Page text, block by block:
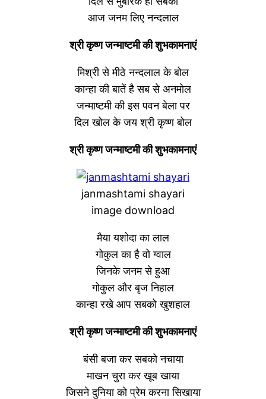
आज जनम लिए नन्दलाल
श्री कृष्ण जन्माष्टमी की शुभकामनाएं
मिश्री से मीठे नन्दलाल के बोल
कान्हा की बातें है सब से अनमोल
जन्माष्टमी की इस पवन बेला पर
दिल खोल के जय श्री कृष्ण बोल
श्री कृष्ण जन्माष्टमी की शुभकामनाएं
janmashtami shayari
image download
मैया यशोदा का लाल
गोकुल का है वो ग्वाल
जिनके जनम से हुआ
गोकुल और बृज निहाल
कान्हा रखे आप सबको खुशहाल
श्री कृष्ण जन्माष्टमी की शुभकामनाएं
बंसी बजा कर सबको नचाया
माखन चुरा कर खूब खाया
जिसने दुनिया को प्रेम करना सिखाया